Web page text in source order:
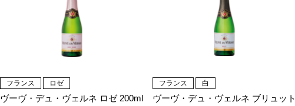
フランス ロゼ
ヴーヴ・デュ・ヴェルネ ロゼ 200ml
フランス 白
ヴーヴ・デュ・ヴェルネ ブリュット